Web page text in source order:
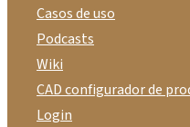
Casos de uso
Podcasts
Wiki
CAD configurador de
Login